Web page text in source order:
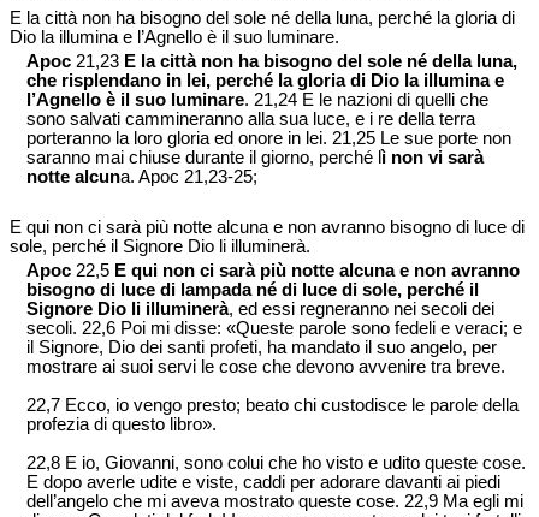
E la città non ha bisogno del sole né della luna, perché la gloria di
Dio la illumina e l’Agnello è il suo luminare.
Apoc 21,23 E la città non ha bisogno del sole né della luna,
che risplendano in lei, perché la gloria di Dio la illumina e
l’Agnello è il suo luminare. 21,24 E le nazioni di quelli che
sono salvati cammineranno alla sua luce, e i re della terra
porteranno la loro gloria ed onore in lei. 21,25 Le sue porte non
saranno mai chiuse durante il giorno, perché l ì non vi sarà
notte alcuna. Apoc 21,23-25;
E qui non ci sarà più notte alcuna e non avranno bisogno di luce di
sole, perché il Signore Dio li illuminerà.
Apoc 22,5 E qui non ci sarà più notte alcuna e non avranno
bisogno di luce di lampada né di luce di sole, perché il
Signore Dio li illuminerà, ed essi regneranno nei secoli dei
secoli. 22,6 Poi mi disse: «Queste parole sono fedeli e veraci; e
il Signore, Dio dei santi profeti, ha mandato il suo angelo, per
mostrare ai suoi servi le cose che devono avvenire tra breve.
22,7 Ecco, io vengo presto; beato chi custodisce le parole della
profezia di questo libro».
22,8 E io, Giovanni, sono colui che ho visto e udito queste cose.
E dopo averle udite e viste, caddi per adorare davanti ai piedi
dell’angelo che mi aveva mostrato queste cose. 22,9 Ma egli mi